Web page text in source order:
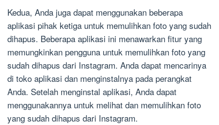
Kedua, Anda juga dapat menggunakan beberapa
aplikasi pihak ketiga untuk memulihkan foto yang sudah
dihapus. Beberapa aplikasi ini menawarkan fitur yang
memungkinkan pengguna untuk memulihkan foto yang
sudah dihapus dari Instagram. Anda dapat mencarinya
di toko aplikasi dan menginstalnya pada perangkat
Anda. Setelah menginstal aplikasi, Anda dapat
menggunakannya untuk melihat dan memulihkan foto
yang sudah dihapus dari Instagram.